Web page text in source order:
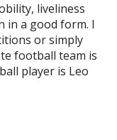
liveliness
in a good form. I
or simply
football team is
player is Leo